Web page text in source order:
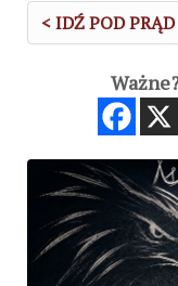
< IDŹ POD PRĄD